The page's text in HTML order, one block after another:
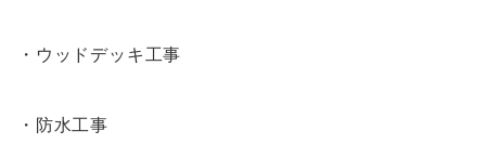
・ウッドデッキ工事
・防水工事